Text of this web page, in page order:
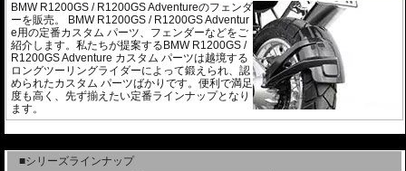
BMW R1200GS / R1200GS Adventureのフェンダ
ーを販売。 BMW R1200GS / R1200GS Adventur
e用の定番カスタム パーツ、フェンダーなどをご
紹介します。私たちが提案するBMW R1200GS /
R1200GS Adventure カスタム パーツは越境する
ロングツーリングライダーによって鍛えられ、認
められたカスタム パーツばかりです。便利で満足
度も高く、先ず揃えたい定番ラインナップとなり
ます。
■シリーズラインナップ